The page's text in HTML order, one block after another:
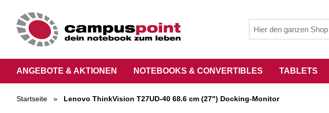
ANGEBOTE & AKTIONEN NOTEBOOKS & CONVERTIBLES TABLETS
Startseite » Lenovo ThinkVision T27UD-40 68.6 cm (27") Docking-Monitor